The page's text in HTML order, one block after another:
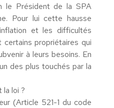
le Président de la SPA
Pour lui cette hausse
et les difficultés
propriétaires qui
à leurs besoins. En
des plus touchés par la
la loi ?
(Article 521-1 du code